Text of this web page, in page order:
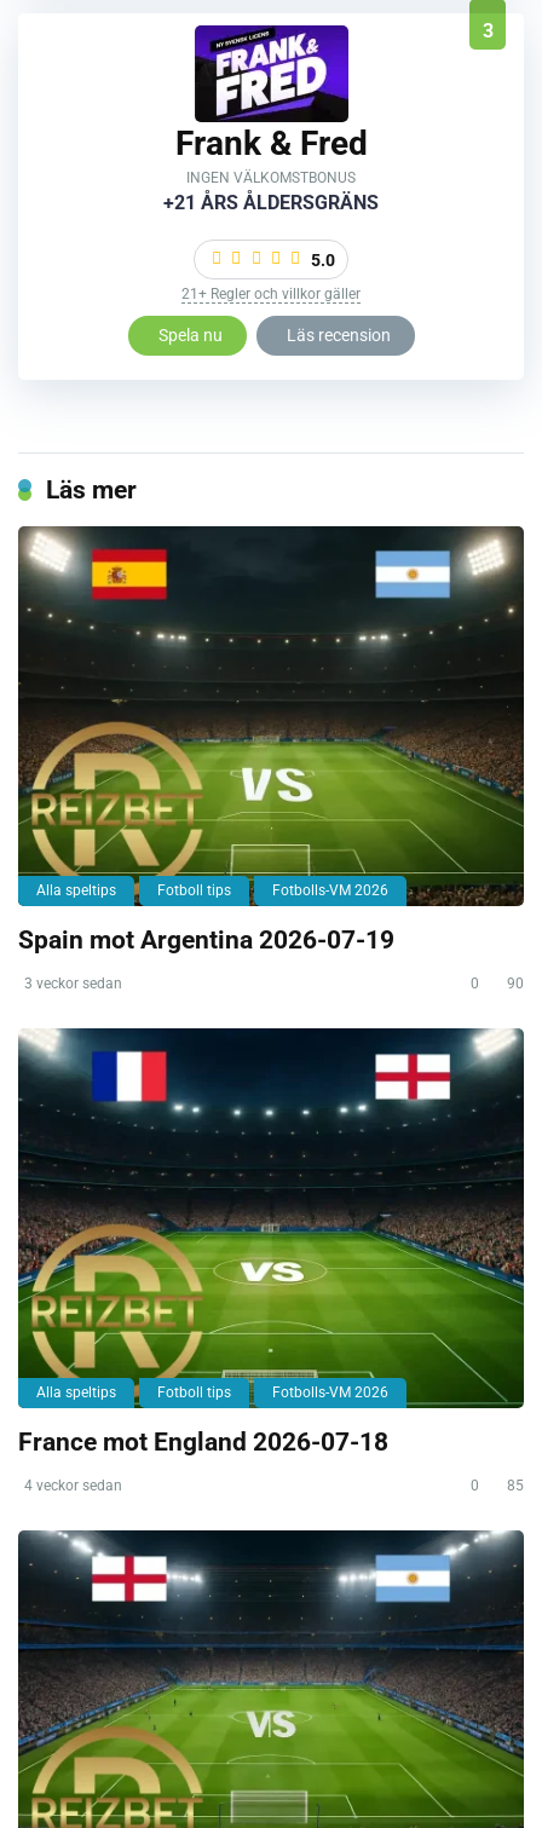
3
Frank & Fred
INGEN VÄLKOMSTBONUS
+21 ÅRS ÅLDERSGRÄNS
5.0
21+ Regler och villkor gäller
Spela nu Läs recension
Läs mer
Alla speltips Fotboll tips Fotbolls-VM 2026
Spain mot Argentina 2026-07-19
3 veckor sedan 0 90
Alla speltips Fotboll tips Fotbolls-VM 2026
France mot England 2026-07-18
4 veckor sedan 0 85